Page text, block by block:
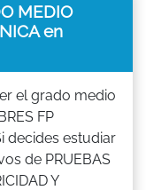
MEDIO
en
el grado medio
FP
decides estudiar
de PRUEBAS
Y